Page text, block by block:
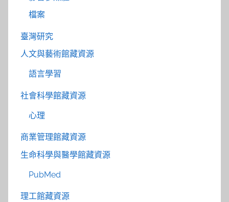
檔案
臺灣研究
人文與藝術館藏資源
語言學習
社會科學館藏資源
心理
商業管理館藏資源
生命科學與醫學館藏資源
PubMed
理工館藏資源